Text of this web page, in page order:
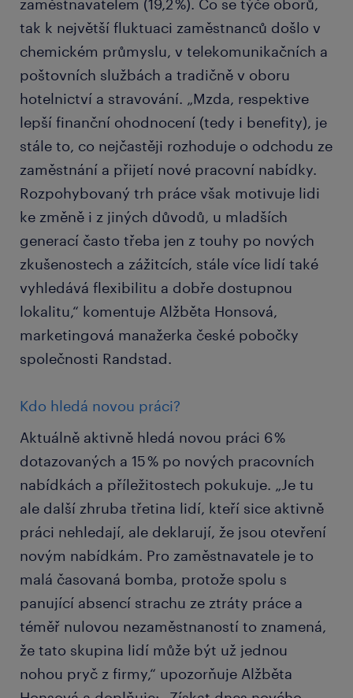
zaměstnavatelem (19,2 %). Co se týče oborů,
tak k největší fluktuaci zaměstnanců došlo v
chemickém průmyslu, v telekomunikačních a
poštovních službách a tradičně v oboru
hotelnictví a stravování. „Mzda, respektive
lepší finanční ohodnocení (tedy i benefity), je
stále to, co nejčastěji rozhoduje o odchodu ze
zaměstnání a přijetí nové pracovní nabídky.
Rozpohybovaný trh práce však motivuje lidi
ke změně i z jiných důvodů, u mladších
generací často třeba jen z touhy po nových
zkušenostech a zážitcích, stále více lidí také
vyhledává flexibilitu a dobře dostupnou
lokalitu,“ komentuje Alžběta Honsová,
marketingová manažerka české pobočky
společnosti Randstad.
Kdo hledá novou práci?
Aktuálně aktivně hledá novou práci 6 %
dotazovaných a 15 % po nových pracovních
nabídkách a příležitostech pokukuje. „Je tu
ale další zhruba třetina lidí, kteří sice aktivně
práci nehledají, ale deklarují, že jsou otevření
novým nabídkám. Pro zaměstnavatele je to
malá časovaná bomba, protože spolu s
panující absencí strachu ze ztráty práce a
téměř nulovou nezaměstnaností to znamená,
že tato skupina lidí může být už jednou
nohou pryč z firmy,“ upozorňuje Alžběta